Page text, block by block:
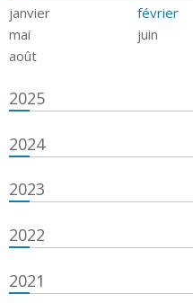
janvier février
mai
juin
août
2025
2024
2023
2022
2021